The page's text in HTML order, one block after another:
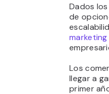
Dados
de
Los
llegar a
primer